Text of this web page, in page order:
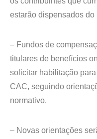
estarão dispensados
– Fundos de
titulares de benefícios
solicitar habilitação
CAC, seguindo
normativo.
– Novas orientações